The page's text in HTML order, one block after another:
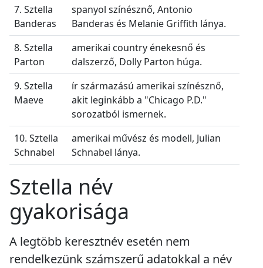
7. Sztella
Banderas
spanyol színésznő, Antonio
Banderas és Melanie Griffith lánya.
8. Sztella
Parton
amerikai country énekesnő és
dalszerző, Dolly Parton húga.
9. Sztella
Maeve
ír származású amerikai színésznő,
akit leginkább a "Chicago P.D."
sorozatból ismernek.
10. Sztella
Schnabel
amerikai művész és modell, Julian
Schnabel lánya.
Sztella név
gyakorisága
A legtöbb keresztnév esetén nem
rendelkezünk számszerű adatokkal a név